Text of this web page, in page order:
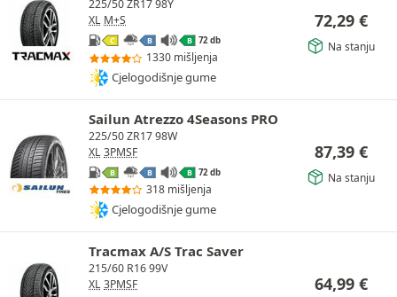
225/50 ZR17 98Y
XL M+S
C B B 72 db
1330 mišljenja
Cjelogodišnje gume
72,29 €
Na stanju
Sailun Atrezzo 4Seasons PRO
225/50 ZR17 98W
XL 3PMSF
B B B 72 db
318 mišljenja
Cjelogodišnje gume
87,39 €
Na stanju
Tracmax A/S Trac Saver
215/60 R16 99V
XL 3PMSF 64,99 €